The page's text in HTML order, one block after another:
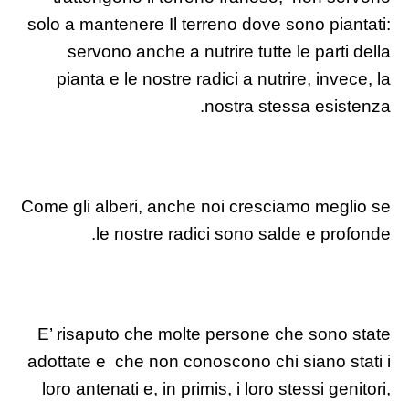
solo a mantenere Il terreno dove sono piantati:
servono anche a nutrire tutte le parti della
pianta e le nostre radici a nutrire, invece, la
nostra stessa esistenza.
Come gli alberi, anche noi cresciamo meglio se
le nostre radici sono salde e profonde.
E’ risaputo che molte persone che sono state
adottate e che non conoscono chi siano stati i
loro antenati e, in primis, i loro stessi genitori,